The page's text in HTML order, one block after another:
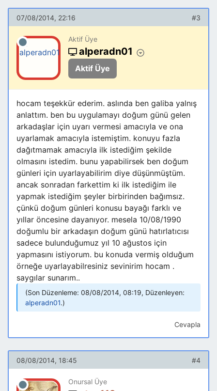
07/08/2014, 22:16 #3
Aktif Üye
alperadn01
Aktif Üye
hocam teşekkür ederim. aslında ben galiba yalnış
anlattım. ben bu uygulamayı doğum günü gelen
arkadaşlar için uyarı vermesi amacıyla ve ona
uyarlamak amacıyla istemiştim. konuyu fazla
dağıtmamak amacıyla ilk istediğim şekilde
olmasını istedim. bunu yapabilirsek ben doğum
günleri için uyarlayabilirim diye düşünmüştüm.
ancak sonradan farkettim ki ilk istediğim ile
yapmak istediğim şeyler birbirinden bağımsız.
çünkü doğum günleri konusu bayağı farklı ve
yıllar öncesine dayanıyor. mesela 10/08/1990
doğumlu bir arkadaşın doğum günü hatırlatıcısı
sadece bulunduğumuz yıl 10 ağustos için
yapmasını istiyorum. bu konuda vermiş olduğum
örneğe uyarlayabilresiniz sevinirim hocam .
saygılar sunarım..
Son Düzenleme: 08/08/2014, 08:19, Düzenleyen:
alperadn01.
Cevapla
08/08/2014, 18:45 #4
Onursal Üye